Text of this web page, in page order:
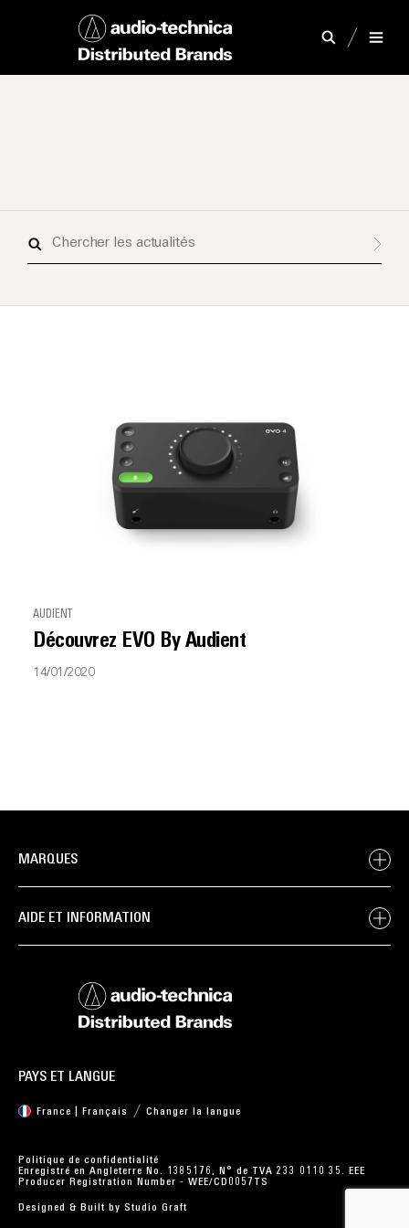
Chercher
AUDIENT
Découvrez EVO By Audient
14/01/2020
MARQUES
AIDE ET INFORMATION
PAYS ET LANGUE
France | Français Changer la langue
Politique de confidentialité
Enregistré en Angleterre No. 1385176, N° de TVA 233 0110 35. EEE
Producer Registration Number - WEE/CD0057TS
Designed & Built by Studio Graft